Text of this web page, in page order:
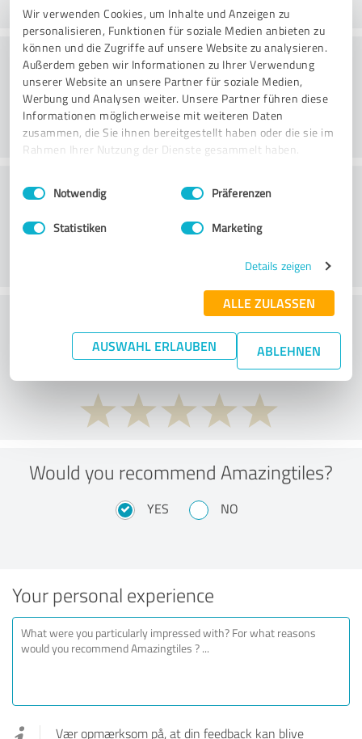
Wir verwenden Cookies, um Inhalte und Anzeigen zu
personalisieren, Funktionen für soziale Medien anbieten zu
können und die Zugriffe auf unsere Website zu analysieren.
Außerdem geben wir Informationen zu Ihrer Verwendung
unserer Website an unsere Partner für soziale Medien,
Werbung und Analysen weiter. Unsere Partner führen diese
Informationen möglicherweise mit weiteren Daten
zusammen, die Sie ihnen bereitgestellt haben oder die sie im
Rahmen Ihrer Nutzung der Dienste gesammelt haben.
Impressum Datenschutzbestimmungen
Einwilligungsauswahl
Notwendig Präferenzen
Statistiken Marketing
Details zeigen
ALLE ZULASSEN
AUSWAHL ERLAUBEN ABLEHNEN
Rådgivning
Kundeservice
Hvad synes du om forholdet mellem pris
og ydelse?
Would you recommend Amazingtiles?
YES NO
Your personal experience
Vær opmærksom på, at din feedback kan blive